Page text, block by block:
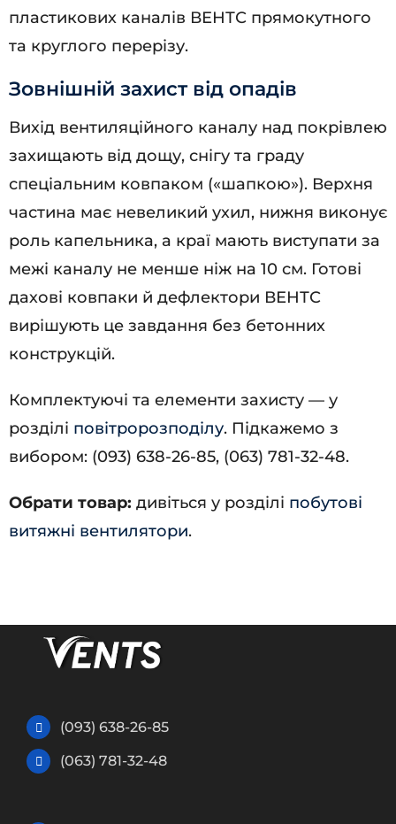
пластикових каналів ВЕНТС прямокутного
та круглого перерізу.
Зовнішній захист від опадів
Вихід вентиляційного каналу над покрівлею
захищають від дощу, снігу та граду
спеціальним ковпаком («шапкою»). Верхня
частина має невеликий ухил, нижня виконує
роль капельника, а краї мають виступати за
межі каналу не менше ніж на 10 см. Готові
дахові ковпаки й дефлектори ВЕНТС
вирішують це завдання без бетонних
конструкцій.
Комплектуючі та елементи захисту — у
розділі повітророзподілу. Підкажемо з
вибором: (093) 638-26-85, (063) 781-32-48.
Обрати товар: дивіться у розділі побутові
витяжні вентилятори.
(093) 638-26-85
(063) 781-32-48